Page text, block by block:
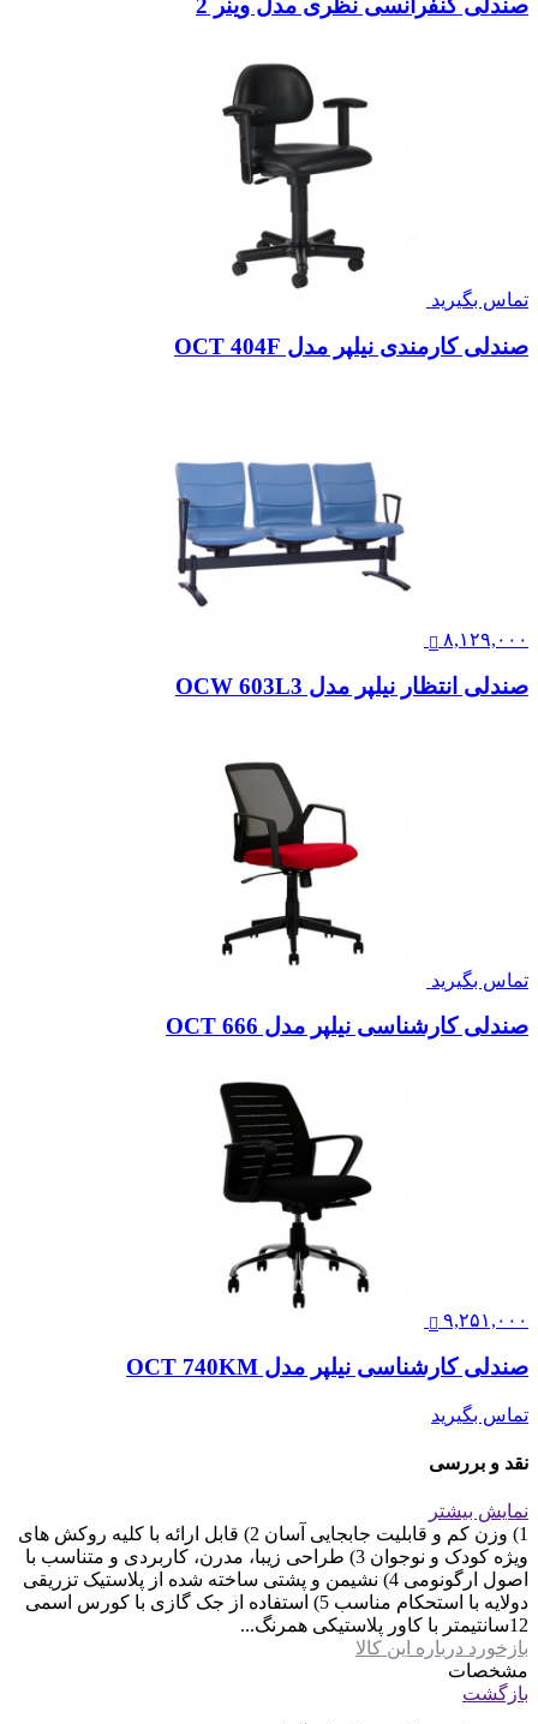
صندلی کنفرانسی نظری مدل وینر 2
تماس بگیرید
صندلی کارمندی نیلپر مدل OCT 404F
۸,۱۲۹,۰۰۰
صندلی انتظار نیلپر مدل OCW 603L3
تماس بگیرید
صندلی کارشناسی نیلپر مدل OCT 666
۹,۲۵۱,۰۰۰
صندلی کارشناسی نیلپر مدل OCT 740KM
تماس بگیرید
نقد و بررسی
نمایش بیشتر
1) وزن کم و قابلیت جابجایی آسان 2) قابل ارائه با کلیه روکش های
ویژه کودک و نوجوان 3) طراحی زیبا، مدرن، کاربردی و متناسب با
اصول ارگونومی 4) نشیمن و پشتی ساخته شده از پلاستیک تزریقی
دولایه با استحکام مناسب 5) استفاده از جک گازی با کورس اسمی
12سانتیمتر با کاور پلاستیکی همرنگ...
بازخورد درباره این کالا
مشخصات
بازگشت